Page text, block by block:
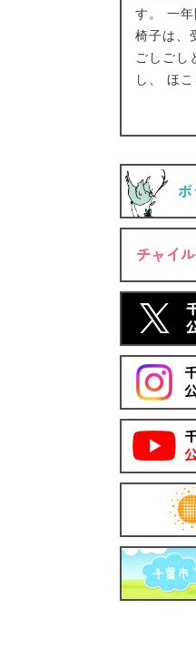
す。 一
椅子は、
ごしごし
し、 ほ